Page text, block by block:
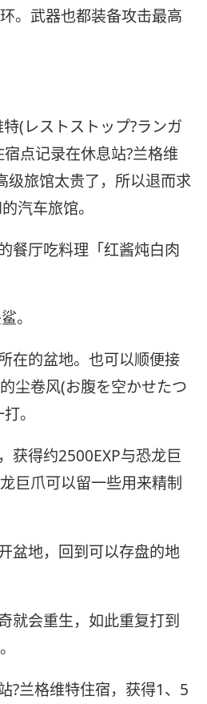
。武器也都装备攻击最高
(レストストップ?ランガ
点记录在休息站?兰格维
级旅馆太贵了，所以退而求
汽车旅馆。
餐厅吃料理「红酱炖白肉
。
在的盆地。也可以顺便接
尘卷风(お腹を空かせたつ
。
获得约2500EXP与恐龙巨
巨爪可以留一些用来精制
盆地，回到可以存盘的地
就会重生，如此重复打到
?兰格维特住宿，获得1、5